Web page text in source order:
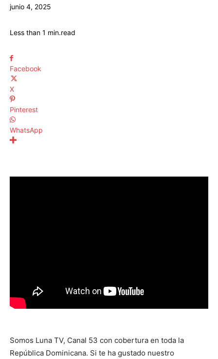
junio 4, 2025
Less than 1 min.read
Facebook
X
Pinterest
WhatsApp
Somos Luna TV, Canal 53 con cobertura en toda la
República Dominicana. Si te ha gustado nuestro